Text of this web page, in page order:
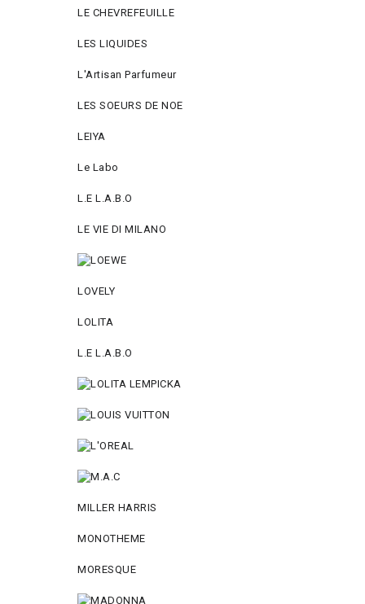
LE CHEVREFEUILLE
LES LIQUIDES
L'Artisan Parfumeur
LES SOEURS DE NOE
LEIYA
Le Labo
L.Е L.А.B.О
LE VIE DI MILANO
LOVELY
LOLITA
L.E L.A.B.O
MILLER HARRIS
MONOTHEME
MORESQUE